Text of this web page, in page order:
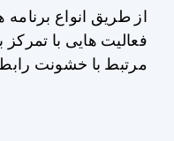
مشارکت می